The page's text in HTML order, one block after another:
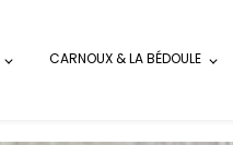
CARNOUX & LA BÉDOULE